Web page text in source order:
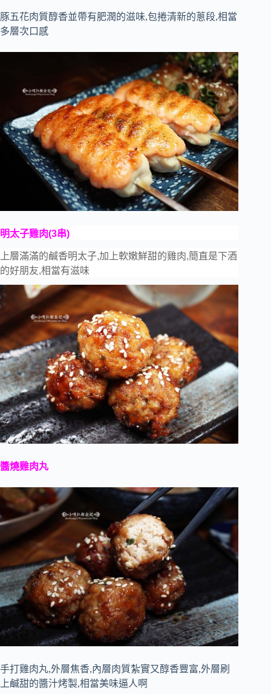
豚五花肉質醇香並帶有肥潤的滋味,包捲清新的蔥段,相當
多層次口感
明太子雞肉(3串)
上層滿滿的鹹香明太子,加上軟嫩鮮甜的雞肉,簡直是下酒
的好朋友,相當有滋味
醬燒雞肉丸
手打雞肉丸,外層焦香,內層肉質紮實又醇香豐富,外層刷
上鹹甜的醬汁烤製,相當美味逼人啊